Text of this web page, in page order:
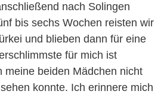
nach Solingen
bis sechs Wochen reisten wir
und blieben dann für eine
für mich ist
beiden Mädchen nicht
konnte. Ich erinnere mich